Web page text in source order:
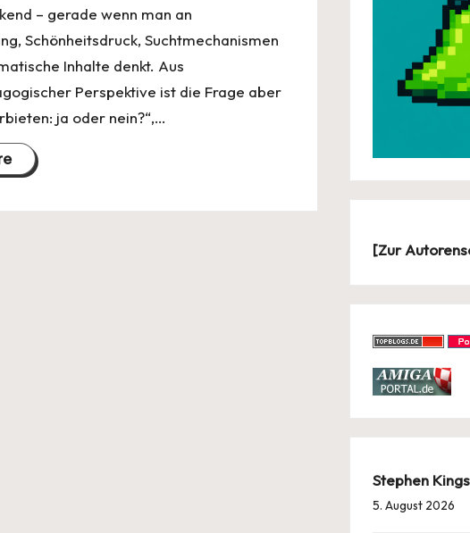
– gerade wenn man an
Schönheitsdruck, Suchtmechanismen
Inhalte denkt. Aus
Perspektive ist die Frage aber
ja oder nein?“,…
[Zur
Stephen
5. August 2026